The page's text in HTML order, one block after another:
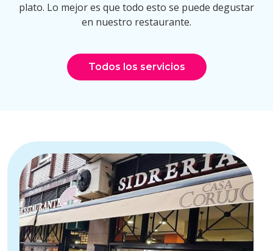
plato. Lo mejor es que todo esto se puede degustar
en nuestro restaurante.
Todos los servicios